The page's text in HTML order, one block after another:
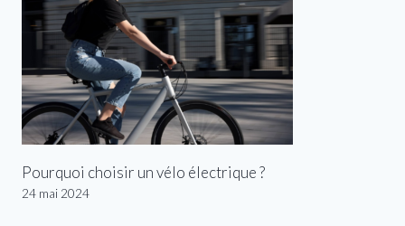
Pourquoi choisir un vélo électrique ?
24 mai 2024